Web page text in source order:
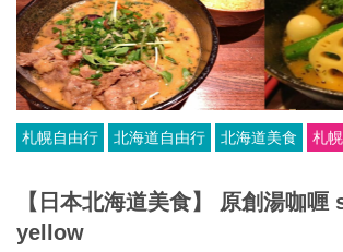
札幌自由行 北海道自由行 北海道美食 札幌
【日本北海道美食】 原創湯咖
yellow